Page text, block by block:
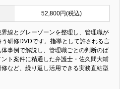
52,800円(税込)
線とグレーゾーンを整理し、管理職が
研修DVDです。指導として許される言
事例で解説し、管理職ごとの判断のば
ト案件に精通した弁護士・佐久間大輔
など、繰り返し活用できる実務直結型